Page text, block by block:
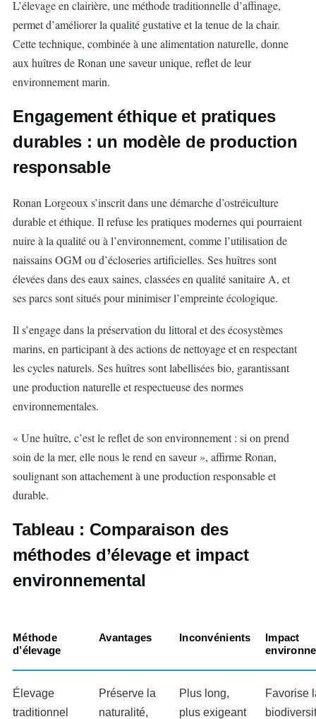
L’élevage en clairière, une méthode traditionnelle d’affinage,
permet d’améliorer la qualité gustative et la tenue de la chair.
Cette technique, combinée à une alimentation naturelle, donne
aux huîtres de Ronan une saveur unique, reflet de leur
environnement marin.
Engagement éthique et pratiques
durables : un modèle de production
responsable
Ronan Lorgeoux s’inscrit dans une démarche d’ostréiculture
durable et éthique. Il refuse les pratiques modernes qui pourraient
nuire à la qualité ou à l’environnement, comme l’utilisation de
naissains OGM ou d’écloseries artificielles. Ses huîtres sont
élevées dans des eaux saines, classées en qualité sanitaire A, et
ses parcs sont situés pour minimiser l’empreinte écologique.
Il s’engage dans la préservation du littoral et des écosystèmes
marins, en participant à des actions de nettoyage et en respectant
les cycles naturels. Ses huîtres sont labellisées bio, garantissant
une production naturelle et respectueuse des normes
environnementales.
« Une huître, c’est le reflet de son environnement : si on prend
soin de la mer, elle nous le rend en saveur », affirme Ronan,
soulignant son attachement à une production responsable et
durable.
Tableau : Comparaison des
méthodes d’élevage et impact
environnemental
Méthode
d’élevage
Avantages Inconvénients
Impact
Élevage
traditionnel
Préserve la
naturalité,
Plus long,
plus exigeant
Favorise